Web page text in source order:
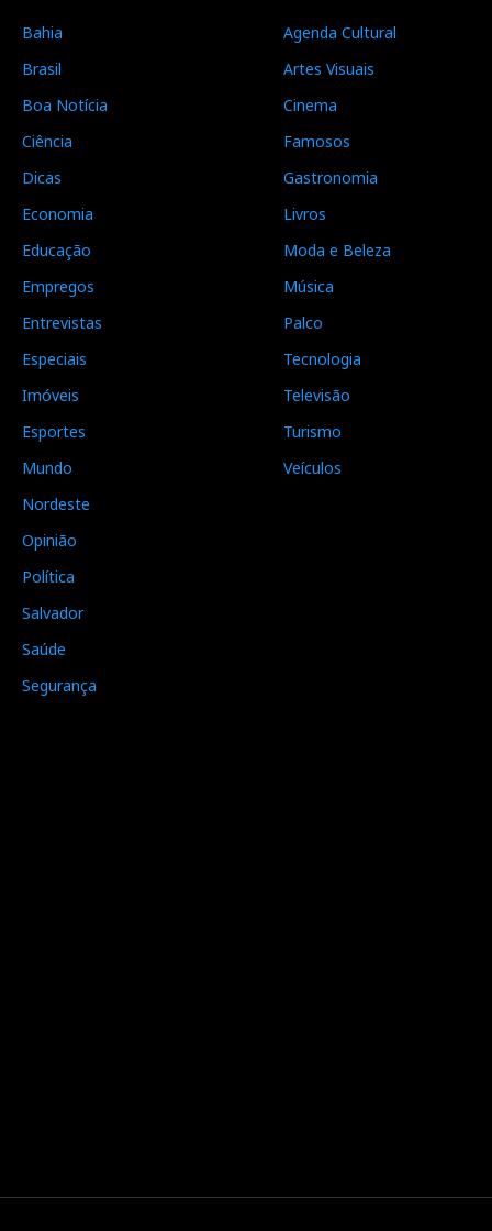
Bahia
Brasil
Boa Notícia
Ciência
Dicas
Economia
Educação
Empregos
Entrevistas
Especiais
Imóveis
Esportes
Mundo
Nordeste
Opinião
Política
Salvador
Saúde
Segurança
Agenda Cultural
Artes Visuais
Cinema
Famosos
Gastronomia
Livros
Moda e Beleza
Música
Palco
Tecnologia
Televisão
Turismo
Veículos